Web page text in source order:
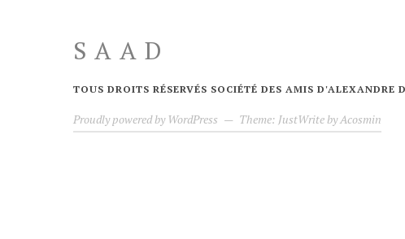
SAAD
TOUS DROITS RÉSERVÉS SOCIÉTÉ DES AMIS D'ALEXANDRE
Proudly powered by WordPress — Theme: JustWrite byAcosmin